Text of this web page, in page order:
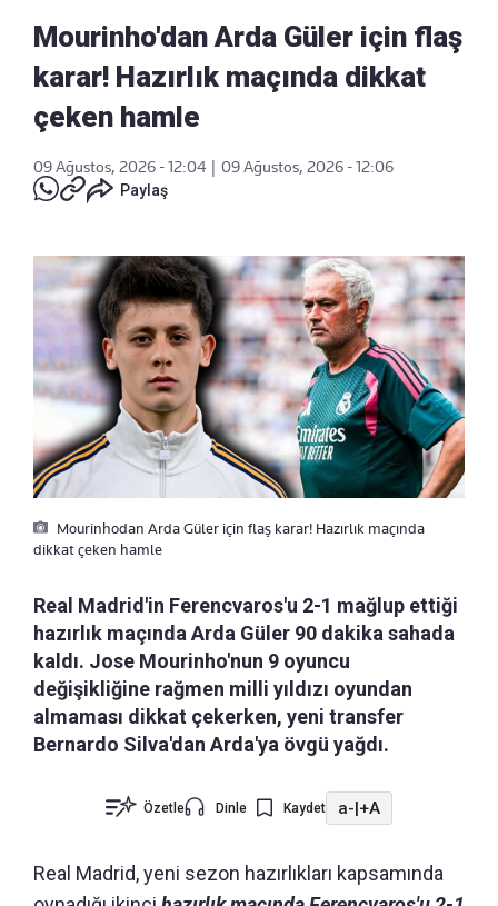
Mourinho'dan Arda Güler için flaş
karar! Hazırlık maçında dikkat
çeken hamle
09 Ağustos, 2026 - 12:04
09 Ağustos, 2026 - 12:06
Paylaş
Mourinhodan Arda Güler için flaş karar! Hazırlık maçında
dikkat çeken hamle
Real Madrid'in Ferencvaros'u 2-1 mağlup ettiği
hazırlık maçında Arda Güler 90 dakika sahada
kaldı. Jose Mourinho'nun 9 oyuncu
değişikliğine rağmen milli yıldızı oyundan
almaması dikkat çekerken, yeni transfer
Bernardo Silva'dan Arda'ya övgü yağdı.
Özetle Dinle Kaydet a-|+A
Real Madrid, yeni sezon hazırlıkları kapsamında